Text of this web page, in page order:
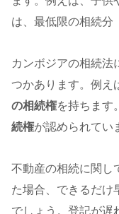
は、最低限の相続分
カンボジアの相続法
つかあります。例え
の相続権を持ちます
続権が認められてい
不動産の相続に関し
た場合、できるだけ
でしょう。登記が遅